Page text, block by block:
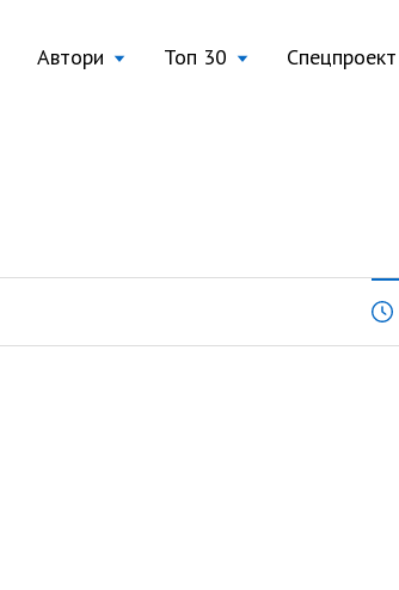
Автори Топ 30 Спецпроект